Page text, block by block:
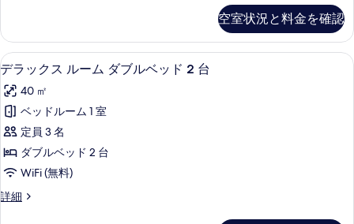
の
写
真
を
表
示
す
る
ン
グ
ベ
ッ
ド
1
台
の
す
ス
ル
ー
キ
ン
ベ
ッ
ド
台
空室状況と料金を確認
デ
ラ
ッ
ク
ス
ル
ー
ム
ミニバー、セーフティボックス (室
7
デラックス ルーム ダブルベッド 2 台
40 ㎡
ベッドルーム 1 室
定員 3 名
ダブルベッド 2 台
WiFi (無料)
詳細
デ